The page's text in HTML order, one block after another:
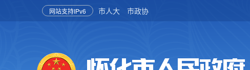
网站支持IPv6 市人大 市政协